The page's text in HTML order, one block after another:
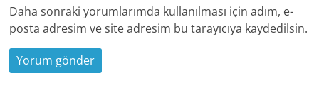
Daha sonraki yorumlarımda kullanılması için adım, e-
posta adresim ve site adresim bu tarayıcıya kaydedilsin.